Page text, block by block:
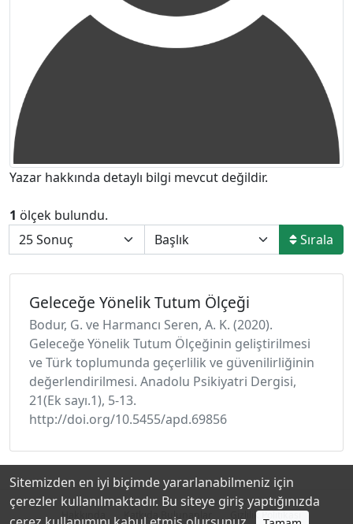
Yazar hakkında detaylı bilgi mevcut değildir.
1 ölçek bulundu.
Sırala
Geleceğe Yönelik Tutum Ölçeği
Bodur, G. ve Harmancı Seren, A. K. (2020).
Geleceğe Yönelik Tutum Ölçeğinin geliştirilmesi
ve Türk toplumunda geçerlilik ve güvenilirliğinin
değerlendirilmesi. Anadolu Psikiyatri Dergisi,
21(Ek sayı.1), 5-13.
http://doi.org/10.5455/apd.69856
Hakkında Katkıda Bulunanlar Gizlilik Politikası
Sitemizden en iyi biçimde yararlanabilmeniz için
çerezler kullanılmaktadır. Bu siteye giriş yaptığınızda